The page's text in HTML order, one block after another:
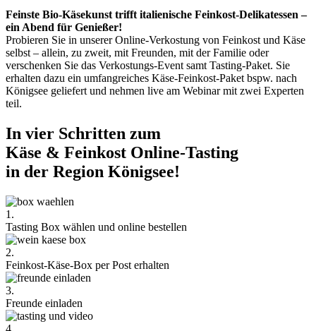
Feinste Bio-Käsekunst trifft italienische Feinkost-Delikatessen –
ein Abend für Genießer!
Probieren Sie in unserer Online-Verkostung von Feinkost und Käse
selbst – allein, zu zweit, mit Freunden, mit der Familie oder
verschenken Sie das Verkostungs-Event samt Tasting-Paket. Sie
erhalten dazu ein umfangreiches Käse-Feinkost-Paket bspw. nach
Königsee geliefert und nehmen live am Webinar mit zwei Experten
teil.
In vier Schritten zum
Käse & Feinkost Online-Tasting
in der Region Königsee!
1.
Tasting Box wählen und online bestellen
2.
Feinkost-Käse-Box per Post erhalten
3.
Freunde einladen
4.